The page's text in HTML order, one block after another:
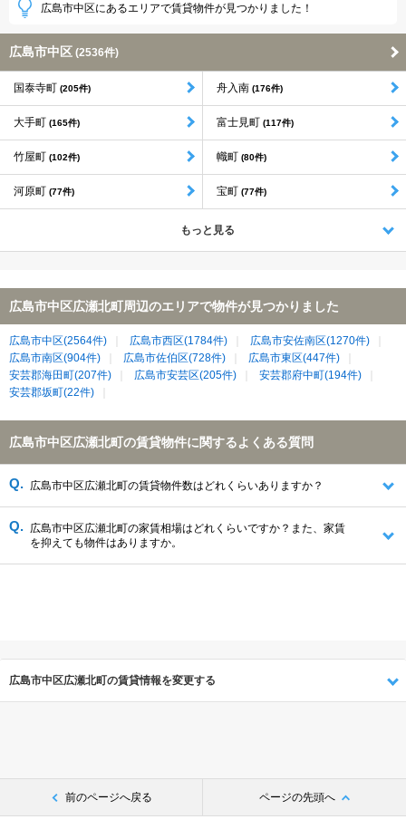
広島市中区にあるエリアで賃貸物件が見つかりました！
広島市中区 (2536件)
国泰寺町 (205件) 舟入南 (176件)
大手町 (165件) 富士見町 (117件)
竹屋町 (102件) 幟町 (80件)
河原町 (77件) 宝町 (77件)
もっと見る
広島市中区広瀬北町周辺のエリアで物件が見つかりました
広島市中区(2564件) 広島市西区(1784件)
広島市安佐南区(1270件)
広島市南区(904件)
広島市佐伯区(728件)
広島市東区(447件)
安芸郡海田町(207件)
広島市安芸区(205件)
安芸郡府中町(194件)
安芸郡坂町(22件)
広島市中区広瀬北町の賃貸物件に関するよくある質問
広島市中区広瀬北町の賃貸物件数はどれくらいありますか？
広島市中区広瀬北町の家賃相場はどれくらいですか？また、家賃
を抑えても物件はありますか。
広島市中区広瀬北町の賃貸情報を変更する
前のページへ戻る ページの先頭へ